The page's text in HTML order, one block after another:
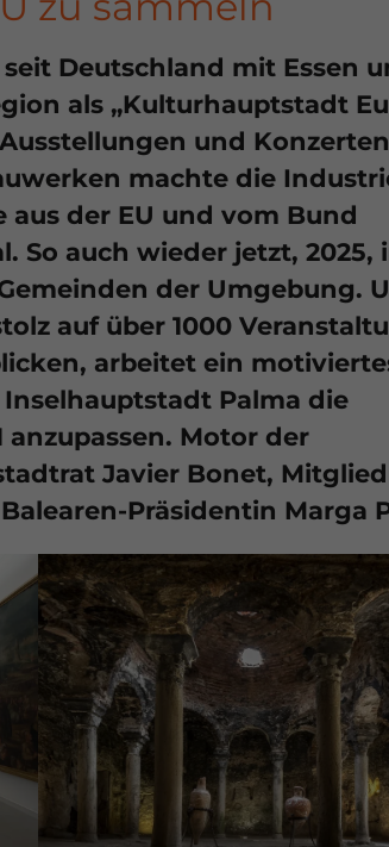
Deutschland mit Essen
als „Kulturhauptstadt
und
machte die
aus der EU und vom Bund
So auch wieder jetzt, 2025,
der Umgebung.
auf über 1000
arbeitet ein
Palma die
Motor der
Javier Bonet,
Präsidentin Marga